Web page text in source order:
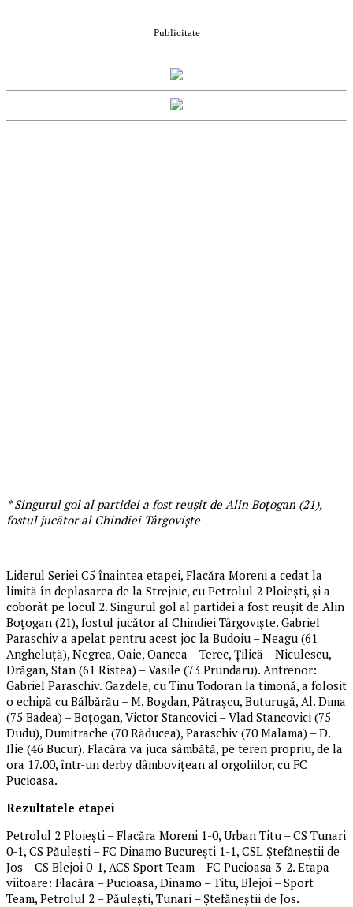
Publicitate
* Singurul gol al partidei a fost reușit de Alin Boțogan (21),
fostul jucător al Chindiei Târgoviște
Liderul Seriei C5 înaintea etapei, Flacăra Moreni a cedat la
limită în deplasarea de la Strejnic, cu Petrolul 2 Ploiești, și a
coborât pe locul 2. Singurul gol al partidei a fost reușit de Alin
Boțogan (21), fostul jucător al Chindiei Târgoviște. Gabriel
Paraschiv a apelat pentru acest joc la Budoiu – Neagu (61
Angheluță), Negrea, Oaie, Oancea – Terec, Țilică – Niculescu,
Drăgan, Stan (61 Ristea) – Vasile (73 Prundaru). Antrenor:
Gabriel Paraschiv. Gazdele, cu Tinu Todoran la timonă, a folosit
o echipă cu Bălbărău – M. Bogdan, Pătrașcu, Buturugă, Al. Dima
(75 Badea) – Boțogan, Victor Stancovici – Vlad Stancovici (75
Dudu), Dumitrache (70 Răducea), Paraschiv (70 Malama) – D.
Ilie (46 Bucur). Flacăra va juca sâmbătă, pe teren propriu, de la
ora 17.00, într-un derby dâmbovițean al orgoliilor, cu FC
Pucioasa.
Rezultatele etapei
Petrolul 2 Ploiești – Flacăra Moreni 1-0, Urban Titu – CS Tunari
0-1, CS Păulești – FC Dinamo București 1-1, CSL Ștefăneștii de
Jos – CS Blejoi 0-1, ACS Sport Team – FC Pucioasa 3-2. Etapa
viitoare: Flacăra – Pucioasa, Dinamo – Titu, Blejoi – Sport
Team, Petrolul 2 – Păulești, Tunari – Ștefăneștii de Jos.